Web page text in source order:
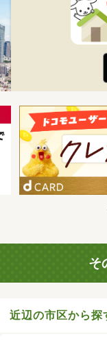
そ
近辺の市区から探